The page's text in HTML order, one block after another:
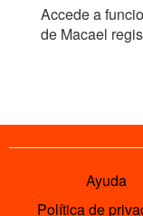
Accede a
de Macael
Ayuda
Política de